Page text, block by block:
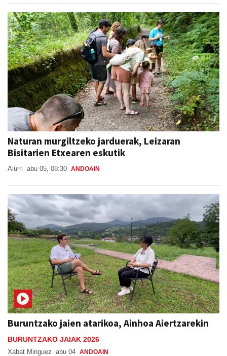
Naturan murgiltzeko jarduerak, Leizaran
Bisitarien Etxearen eskutik
Aiurri abu 05, 08:30 ANDOAIN
Buruntzako jaien atarikoa, Ainhoa Aiertzarekin
BURUNTZAKO JAIAK 2026
Xabat Minguez abu 04 ANDOAIN